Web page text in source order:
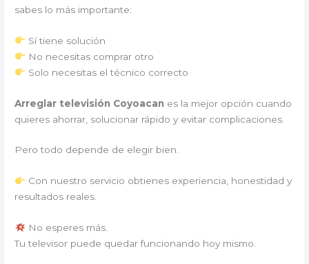
sabes lo más importante:
Sí tiene solución
No necesitas comprar otro
Solo necesitas el técnico correcto
Arreglar televisión Coyoacan es la mejor opción cuando
quieres ahorrar, solucionar rápido y evitar complicaciones.
Pero todo depende de elegir bien.
Con nuestro servicio obtienes experiencia, honestidad y
resultados reales.
No esperes más.
Tu televisor puede quedar funcionando hoy mismo.